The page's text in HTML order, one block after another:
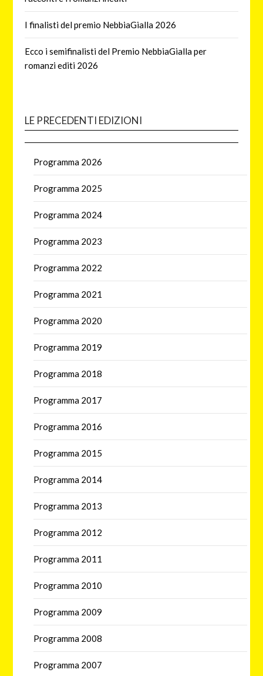
I finalisti del premio NebbiaGialla 2026
Ecco i semifinalisti del Premio NebbiaGialla per
romanzi editi 2026
LE PRECEDENTI EDIZIONI
Programma 2026
Programma 2025
Programma 2024
Programma 2023
Programma 2022
Programma 2021
Programma 2020
Programma 2019
Programma 2018
Programma 2017
Programma 2016
Programma 2015
Programma 2014
Programma 2013
Programma 2012
Programma 2011
Programma 2010
Programma 2009
Programma 2008
Programma 2007